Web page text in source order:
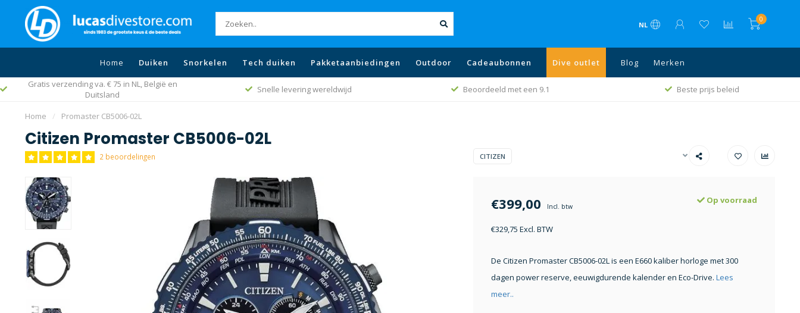
NL
0
Home Duiken Snorkelen Tech duiken Pakketaanbiedingen Outdoor Cadeaubonnen Dive outlet Blog Merken
Snelle levering wereldwijd Beoordeeld met een 9.1 Beste prijs beleid
Gratis verzending va. € 75 in NL, België en
Duitsland
Home
/ Promaster CB5006-02L
Citizen Promaster CB5006-02L
2 beoordelingen CITIZEN
€399,00 Incl. btw
€329,75 Excl. BTW
Op voorraad
De Citizen Promaster CB5006-02L is een E660 kaliber horloge met 300
dagen power reserve, eeuwigdurende kalender en Eco-Drive. Lees
meer..